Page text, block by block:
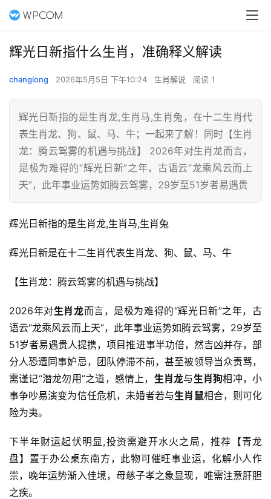
辉光日新指什么生肖，准确释义解读
changlong 2026年5月5日 下午10:24 生肖解说 阅读 1
辉光日新指的是生肖龙,生肖马,生肖兔，在十二生肖代
表生肖龙、狗、鼠、马、牛；一起来了解！同时【生肖
龙：腾云驾雾的机遇与挑战】 2026年对生肖龙而言，
是极为难得的“辉光日新”之年，古语云“龙乘风云而上
天”，此年事业运势如腾云驾雾，29岁至51岁者易遇贵
辉光日新指的是生肖龙,生肖马,生肖兔
辉光日新是在十二生肖代表生肖龙、狗、鼠、马、牛
【生肖龙：腾云驾雾的机遇与挑战】
2026年对生肖龙而言，是极为难得的“辉光日新”之年，古
语云“龙乘风云而上天”，此年事业运势如腾云驾雾，29岁至
51岁者易遇贵人提携，项目推进事半功倍，然吉凶并存，部
分人恐遭同事妒忌，团队停滞不前，甚至被领导当众责骂，
需谨记“潜龙勿用”之道，感情上， 生肖龙与生肖狗相冲，小
事争吵易演变为信任危机，未婚者若与生肖鼠相合，则可化
险为夷。
下半年财运起伏明显,投资需避开水火之局，推荐【青龙
盘】置于办公桌东南方，此物可催旺事业运，化解小人作
祟，晚年运势渐入佳境，母慈子孝之象显现，唯需注意肝胆
之疾。